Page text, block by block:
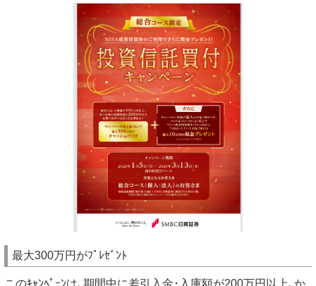
最大300万円がﾌﾟﾚｾﾞﾝﾄ
このｷｬﾝﾍﾟｰﾝは､期間中に差引入金･入庫額が200万円以上､か